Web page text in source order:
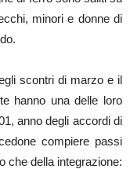
minori e donne di
scontri di marzo e il
hanno una delle loro
anno degli accordi di
compiere passi
che della integrazione: